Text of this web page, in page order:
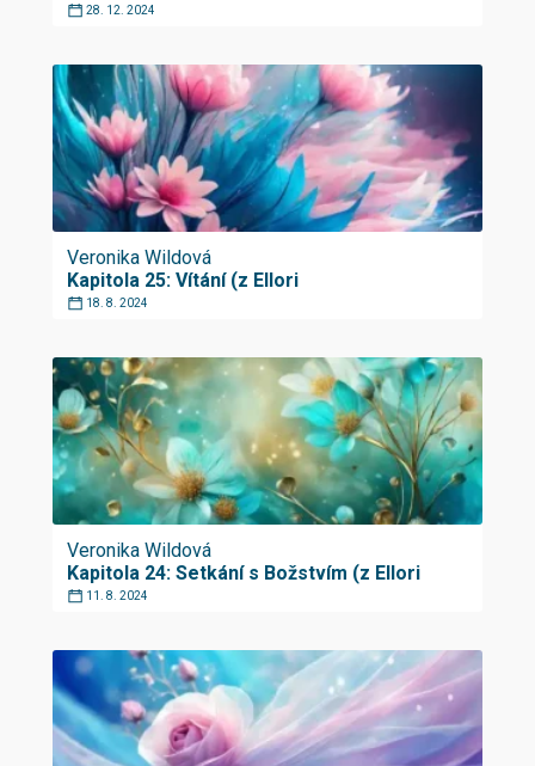
28. 12. 2024
Veronika Wildová
Kapitola 25: Vítání (z Ellori
18. 8. 2024
Veronika Wildová
Kapitola 24: Setkání s Božstvím (z Ellori
11. 8. 2024